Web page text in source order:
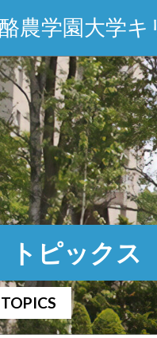
農学園大学キ
トピックス
TOPICS